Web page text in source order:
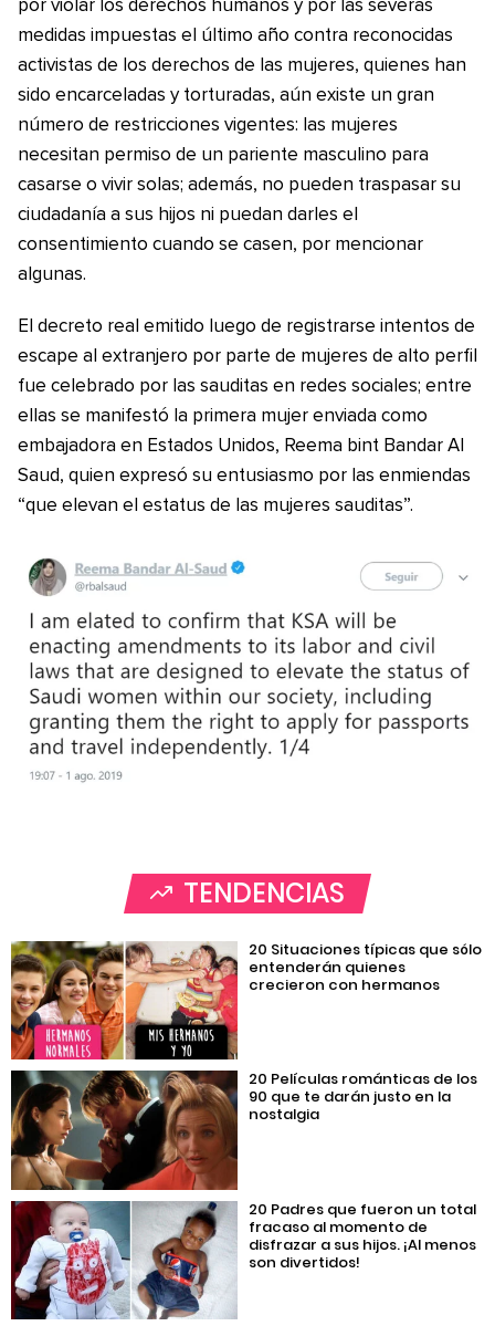
por violar los derechos humanos y por las severas
medidas impuestas el último año contra reconocidas
activistas de los derechos de las mujeres, quienes han
sido encarceladas y torturadas, aún existe un gran
número de restricciones vigentes: las mujeres
necesitan permiso de un pariente masculino para
casarse o vivir solas; además, no pueden traspasar su
ciudadanía a sus hijos ni puedan darles el
consentimiento cuando se casen, por mencionar
algunas.
El decreto real emitido luego de registrarse intentos de
escape al extranjero por parte de mujeres de alto perfil
fue celebrado por las sauditas en redes sociales; entre
ellas se manifestó la primera mujer enviada como
embajadora en Estados Unidos, Reema bint Bandar Al
Saud, quien expresó su entusiasmo por las enmiendas
“que elevan el estatus de las mujeres sauditas”.
TENDENCIAS
20 Situaciones típicas que sólo
entenderán quienes
crecieron con hermanos
20 Películas románticas de los
90 que te darán justo en la
nostalgia
20 Padres que fueron un total
fracaso al momento de
disfrazar a sus hijos. ¡Al menos
son divertidos!